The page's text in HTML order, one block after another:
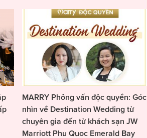
MARRY Phỏng vấn độc quyền: Góc
nhìn về Destination Wedding từ
chuyên gia đến từ khách sạn JW
Marriott Phu Quoc Emerald Bay